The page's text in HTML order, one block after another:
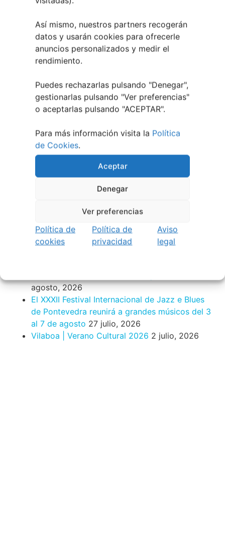
Así mismo, nuestros partners recogerán
datos y usarán cookies para ofrecerle
anuncios personalizados y medir el
rendimiento.
Puedes rechazarlas pulsando "Denegar",
gestionarlas pulsando "Ver preferencias"
o aceptarlas pulsando "ACEPTAR".
Para más información visita la Política
de Cookies.
Aceptar
Denegar
Ver preferencias
Política de
cookies
Política de
privacidad
Aviso
legal
Berete Rock 2026 | Festival de Rock de
28 julio, 2026
Noticias de Ourenseplan
Festival Noites Teatrais de Vilamarín 2026
A bailar! | Espectáculo en Baños de Molga
mayo, 2026
agosto, 2026
El XXXII Festival Internacional de Jazz e Blues
de Pontevedra reunirá a grandes músicos del 3
al 7 de agosto 27 julio, 2026
Vilaboa | Verano Cultural 2026 2 julio, 2026